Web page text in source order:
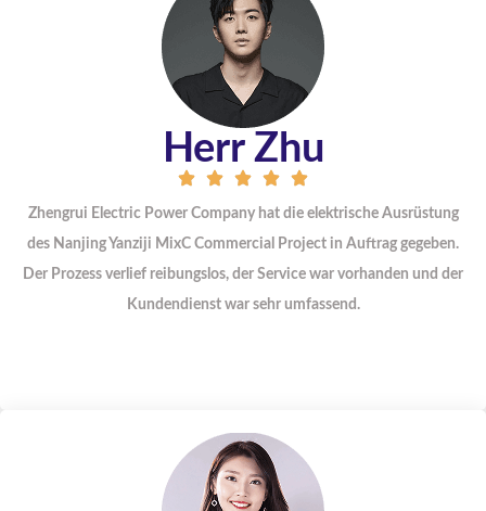
Herr Zhu
Zhengrui Electric Power Company hat die elektrische Ausrüstung
des Nanjing Yanziji MixC Commercial Project in Auftrag gegeben.
Der Prozess verlief reibungslos, der Service war vorhanden und der
Kundendienst war sehr umfassend.